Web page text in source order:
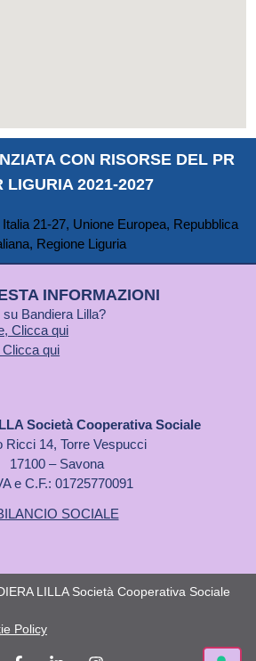
CON RISORSE DEL PR
LIGURIA 2021-2027
INFORMAZIONI
Bandiera Lilla?
Clicca qui
qui
Società Cooperativa Sociale
Ricci 14, Torre Vespucci
17100 – Savona
e C.F.: 01725770091
SOCIALE
LILLA Società Cooperativa Sociale
Policy